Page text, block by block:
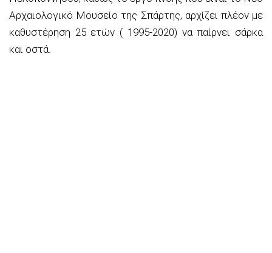
Αρχαιολογικό Μουσείο της Σπάρτης, αρχίζει πλέον με
καθυστέρηση 25 ετών ( 1995-2020) να παίρνει σάρκα
και οστά.